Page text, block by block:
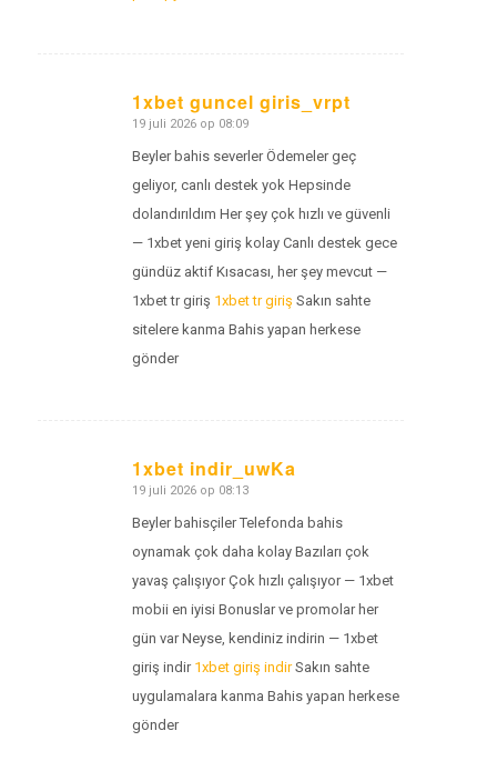
1xbet guncel giris_vrpt
zegt:
19 juli 2026 op 08:09
Beyler bahis severler Ödemeler geç
geliyor, canlı destek yok Hepsinde
dolandırıldım Her şey çok hızlı ve güvenli
— 1xbet yeni giriş kolay Canlı destek gece
gündüz aktif Kısacası, her şey mevcut —
1xbet tr giriş 1xbet tr giriş Sakın sahte
sitelere kanma Bahis yapan herkese
gönder
1xbet indir_uwKa
zegt:
19 juli 2026 op 08:13
Beyler bahisçiler Telefonda bahis
oynamak çok daha kolay Bazıları çok
yavaş çalışıyor Çok hızlı çalışıyor — 1xbet
mobii en iyisi Bonuslar ve promolar her
gün var Neyse, kendiniz indirin — 1xbet
giriş indir 1xbet giriş indirSakın sahte
uygulamalara kanma Bahis yapan herkese
gönder